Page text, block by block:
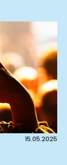
15.05.2025